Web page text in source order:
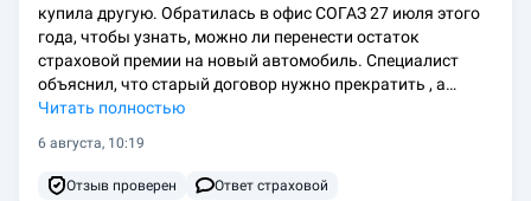
купила другую. Обратилась в офис СОГАЗ 27 июля этого
года, чтобы узнать, можно ли перенести остаток
страховой премии на новый автомобиль. Специалист
объяснил, что старый договор нужно прекратить , а…
Читать полностью
6 августа, 10:19
Отзыв проверен Ответ страховой